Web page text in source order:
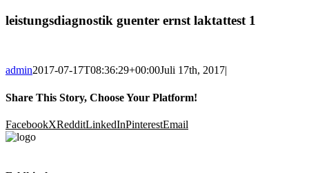
leistungsdiagnostik guenter ernst laktattest 1
admin2017-07-17T08:36:29+00:00Juli 17th, 2017|
Share This Story, Choose Your Platform!
FacebookXRedditLinkedInPinterestEmail